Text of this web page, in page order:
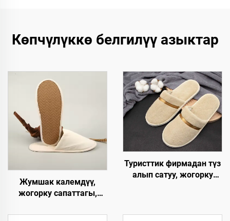
Көпчүлүккө белгилүү азыктар
Жумшак калемдүү,
жогорку сапаттагы,
чөпкө айлануучу ички
Туристтик фирмадан түз
алып сатуу, жогорку